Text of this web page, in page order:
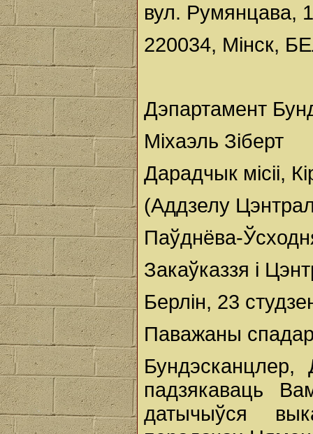
вул. Румянцава,
220034, Мінск,
Дэпартамент
Міхаэль Зіберт
Дарадчык місіі,
(Аддзелу
Паўднёва-
Закаўказзя і
Берлін, 23
Паважаны
падзякаваць
датычыўся